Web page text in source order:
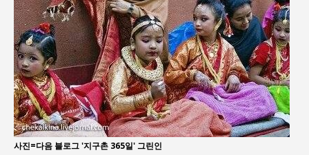
사진=다음 블로그 '지구촌 365일' 그린인